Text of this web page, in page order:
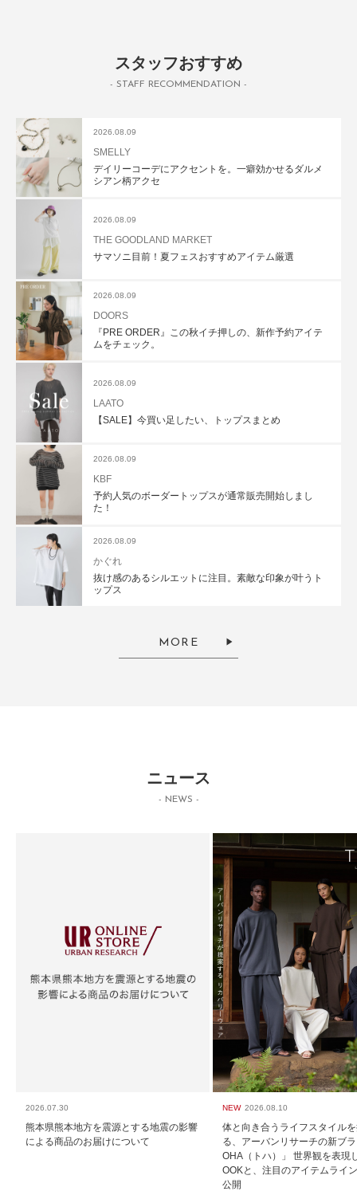
スタッフおすすめ
- STAFF RECOMMENDATION -
2026.08.09
SMELLY
デイリーコーデにアクセントを。一癖効かせるダルメ
シアン柄アクセ
2026.08.09
THE GOODLAND MARKET
サマソニ目前！夏フェスおすすめアイテム厳選
2026.08.09
DOORS
『PRE ORDER』この秋イチ押しの、新作予約アイテ
ムをチェック。
2026.08.09
LAATO
【SALE】今買い足したい、トップスまとめ
2026.08.09
KBF
予約人気のボーダートップスが通常販売開始しまし
た！
2026.08.09
かぐれ
抜け感のあるシルエットに注目。素敵な印象が叶うト
ップス
MORE
ニュース
- NEWS -
2026.07.30
熊本県熊本地方を震源とする地震の影響
による商品のお届けについて
NEW 2026.08.10
体と向き合うライフスタイル
る、アーバンリサーチの新ブ
OHA（トハ）」 世界観を表現
OOKと、注目のアイテムライ
公開